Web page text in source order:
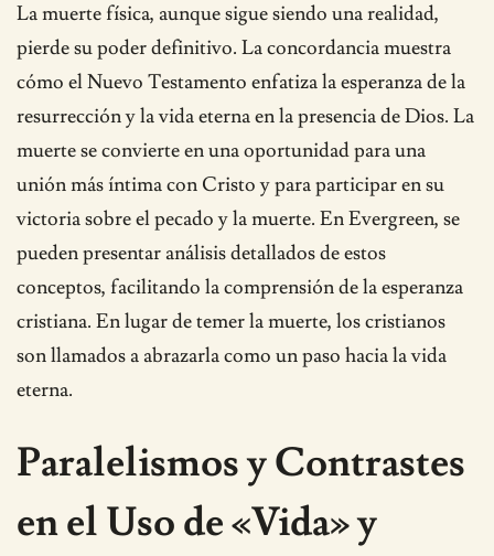
La muerte física, aunque sigue siendo una realidad,
pierde su poder definitivo. La concordancia muestra
cómo el Nuevo Testamento enfatiza la esperanza de la
resurrección y la vida eterna en la presencia de Dios. La
muerte se convierte en una oportunidad para una
unión más íntima con Cristo y para participar en su
victoria sobre el pecado y la muerte. En Evergreen, se
pueden presentar análisis detallados de estos
conceptos, facilitando la comprensión de la esperanza
cristiana. En lugar de temer la muerte, los cristianos
son llamados a abrazarla como un paso hacia la vida
eterna.
Paralelismos y Contrastes
en el Uso de «Vida» y